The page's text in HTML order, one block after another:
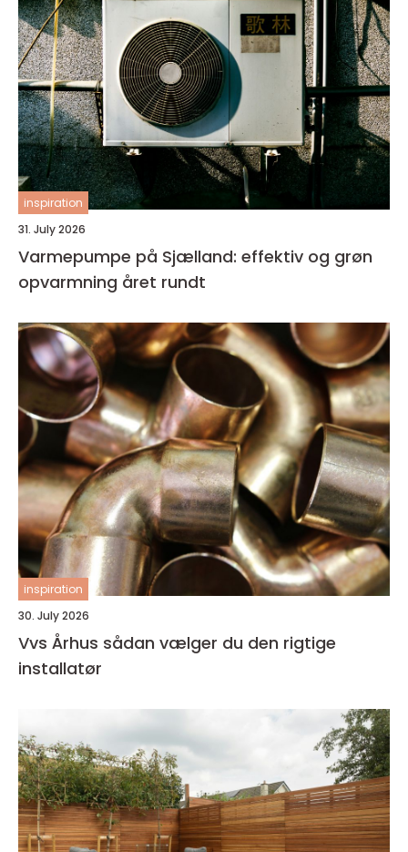
inspiration
31. July 2026
Varmepumpe på Sjælland: effektiv og grøn
opvarmning året rundt
inspiration
30. July 2026
Vvs Århus sådan vælger du den rigtige
installatør